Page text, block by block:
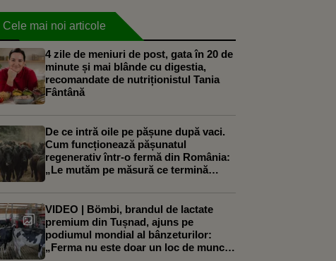
Cele mai noi articole
4 zile de meniuri de post, gata în 20 de
minute și mai blânde cu digestia,
recomandate de nutriționistul Tania
Fântână
De ce intră oile pe pășune după vaci.
Cum funcționează pășunatul
regenerativ într-o fermă din România:
„Le mutăm pe măsură ce termină
VIDEO | Bömbi, brandul de lactate
premium din Tușnad, ajuns pe
podiumul mondial al bânzeturilor:
„Ferma nu este doar un loc de muncă,